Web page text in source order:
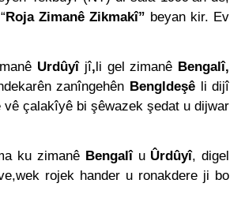
tanınması ile gerçekleşebilir. 1
Heyeti, Hewler’de KDP İran
ile görüştü HAK-PAR Heyeti 25
Roja Zimanê Zikmakî” beyan kir. Ev
Urdûyî jî,li gel zimanê Bengalî,
zanîngehên Bengldeşê li dijî
çalakîyê bi şêwazek şedat u dijwar
ku zimanê Bengalî uÛrdûyî, digel
rojek hander u ronakdere ji bo